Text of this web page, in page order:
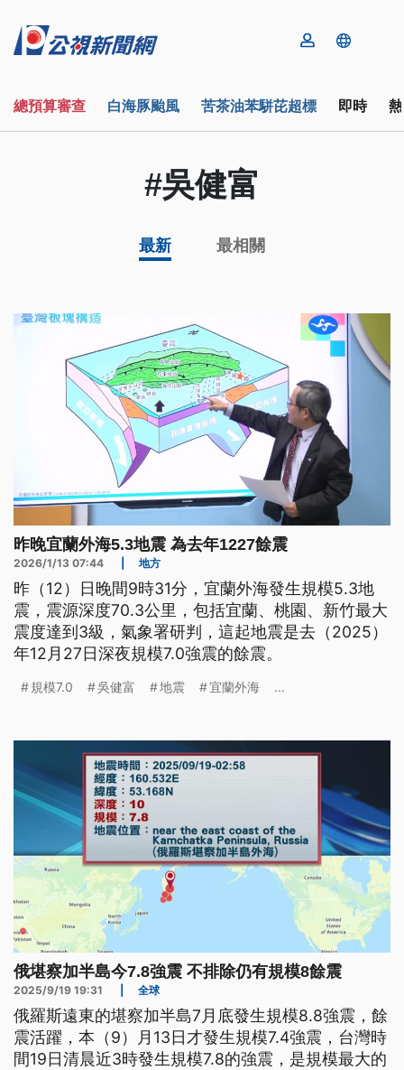
總預算審查 白海豚颱風 苦茶油苯駢芘超標 即時
#吳健富
最新 最相關
昨晚宜蘭外海5.3地震 為去年1227餘震
2026/1/13 07:44 地方
昨（12）日晚間9時31分，宜蘭外海發生規模5.3地
震，震源深度70.3公里，包括宜蘭、桃園、新竹最大
震度達到3級，氣象署研判，這起地震是去（2025）
年12月27日深夜規模7.0強震的餘震。
規模7.0 吳健富 地震 宜蘭外海 ...
俄堪察加半島今7.8強震 不排除仍有規模8餘震
2025/9/19 19:31 全球
俄羅斯遠東的堪察加半島7月底發生規模8.8強震，餘
震活躍，本（9）月13日才發生規模7.4強震，台灣時
間19日清晨近3時發生規模7.8的強震，是規模最大的